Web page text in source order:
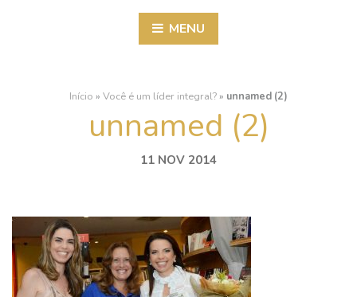
MENU
Início » Você é um líder integral? » unnamed (2)
unnamed (2)
11 NOV 2014